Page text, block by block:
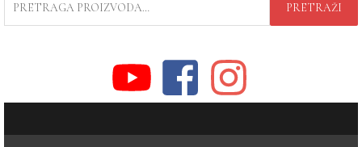
ZA:
PRETRAŽI